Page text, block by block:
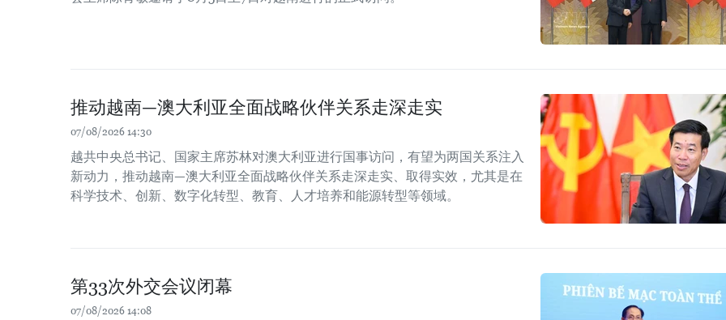
推动越南—澳大利亚全面战略伙伴关系走深走实
07/08/2026 14:30
越共中央总书记、国家主席苏林对澳大利亚进行国事访问，有望为两国关系注入
新动力，推动越南—澳大利亚全面战略伙伴关系走深走实、取得实效，尤其是在
科学技术、创新、数字化转型、教育、人才培养和能源转型等领域。
第33次外交会议闭幕
07/08/2026 14:08